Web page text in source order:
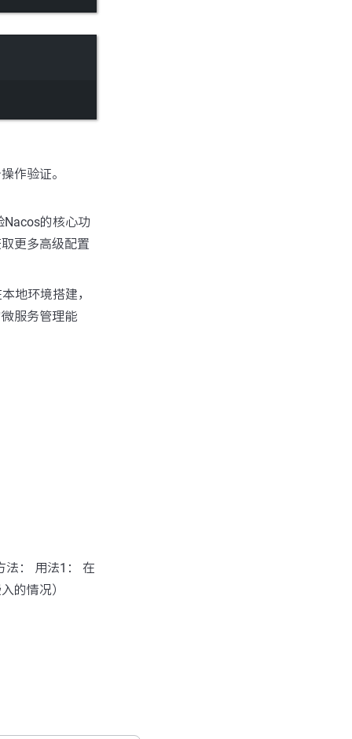
作验证。
Nacos的核心功
更多高级配置
地环境搭建，
服务管理能
法： 用法1： 在
的情况）